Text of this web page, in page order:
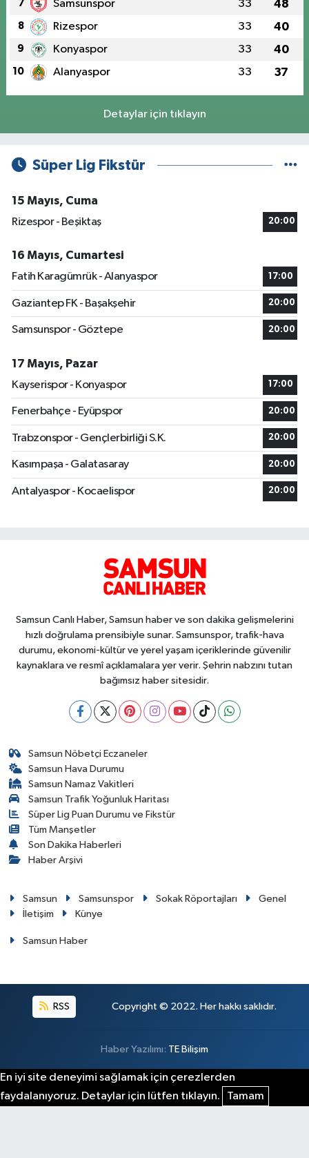
7 Samsunspor 33 48
8 Rizespor 33 40
9 Konyaspor 33 40
10 Alanyaspor 33 37
Detaylar için tıklayın
Süper Lig Fikstür
15 Mayıs, Cuma
Rizespor - Beşiktaş
20:00
16 Mayıs, Cumartesi
Fatih Karagümrük - Alanyaspor
17:00
Gaziantep FK - Başakşehir 20:00
Samsunspor - Göztepe 20:00
17 Mayıs, Pazar
Kayserispor - Konyaspor
17:00
Fenerbahçe - Eyüpspor 20:00
Trabzonspor - Gençlerbirliği S.K. 20:00
Kasımpaşa - Galatasaray 20:00
Antalyaspor - Kocaelispor 20:00
Samsun Canlı Haber, Samsun haber ve son dakika gelişmelerini
hızlı doğrulama prensibiyle sunar. Samsunspor, trafik-hava
durumu, ekonomi-kültür ve yerel yaşam içeriklerinde güvenilir
kaynaklara ve resmî açıklamalara yer verir. Şehrin nabzını tutan
bağımsız haber sitesidir.
Samsun Nöbetçi Eczaneler
Samsun Hava Durumu
Samsun Namaz Vakitleri
Samsun Trafik Yoğunluk Haritası
Süper Lig Puan Durumu ve Fikstür
Tüm Manşetler
Son Dakika Haberleri
Haber Arşivi
Samsun Samsunspor Sokak Röportajları
Genel
İletişim
Künye
Samsun Haber
RSS Copyright © 2022. Her hakkı saklıdır.
Haber Yazılımı: TE Bilişim
En iyi site deneyimi sağlamak için çerezlerden
faydalanıyoruz. Detaylar için lütfen tıklayın.
Tamam